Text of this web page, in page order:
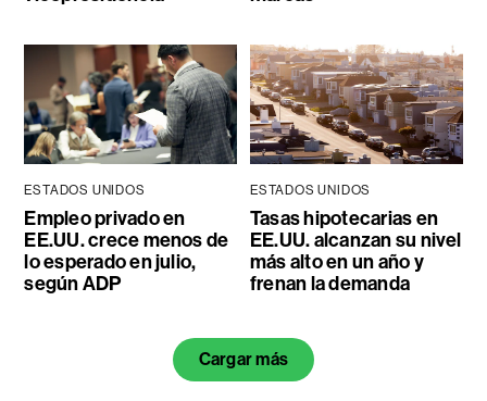
ESTADOS UNIDOS
Empleo privado en
EE.UU. crece menos de
lo esperado en julio,
según ADP
ESTADOS UNIDOS
Tasas hipotecarias en
EE.UU. alcanzan su nivel
más alto en un año y
frenan la demanda
Cargar más